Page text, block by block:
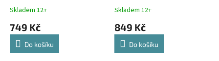
Skladem 12+
749 Kč
Do košíku
Skladem 12+
849 Kč
Do košíku